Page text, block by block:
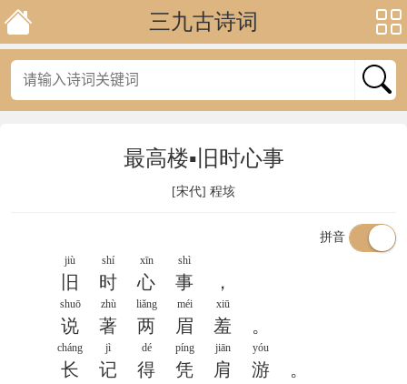
三九古诗词
最高楼▪旧时心事
[宋代] 程垓
拼音
jiù shí xīn shì
旧 时 心 事 ，
shuō zhù liǎng méi xiū
说 著 两 眉 羞 。
cháng jì dé píng jiān yóu
长 记 得 凭 肩 游 。